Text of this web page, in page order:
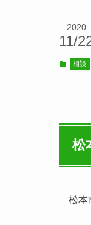
2020
11/
相談
松
松本